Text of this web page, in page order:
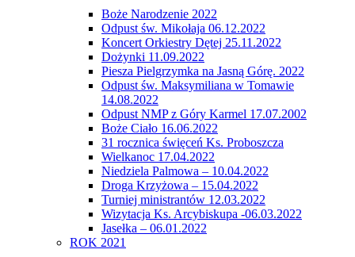
Boże Narodzenie 2022
Odpust św. Mikołaja 06.12.2022
Koncert Orkiestry Dętej 25.11.2022
Dożynki 11.09.2022
Piesza Pielgrzymka na Jasną Górę. 2022
Odpust św. Maksymiliana w Tomawie
14.08.2022
Odpust NMP z Góry Karmel 17.07.2002
Boże Ciało 16.06.2022
31 rocznica święceń Ks. Proboszcza
Wielkanoc 17.04.2022
Niedziela Palmowa – 10.04.2022
Droga Krzyżowa – 15.04.2022
Turniej ministrantów 12.03.2022
Wizytacja Ks. Arcybiskupa -06.03.2022
Jasełka – 06.01.2022
ROK 2021